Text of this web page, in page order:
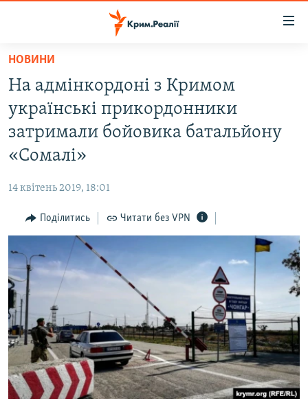
Перейти
основного
матеріалу
Перейти
до
основної
Перейти
пошуку
ВОДА.КРИМ
ВІДЕО ТА ФОТО
ПОЛІТИКА
ІНТЕРВ'Ю
ВСЕ ЗА ДЕНЬ
СПЕЦПРОЕКТИ
ДЕПОРТАЦІЯ
ВІДЕОУРОКИ «ELIFBE»
СВІДЧЕННЯ ОКУПАЦІЇ
УКРАЇНСЬКА ПРОБЛЕМА КРИМУ
ІНФОГРАФІКА
ЯК ОБІЙТИ БЛОКУВАННЯ
Русский
Qırımtatar
ДОЛУЧАЙСЯ!
НОВИНИ
На адмінкордоні з Кримом
українські прикордонники
затримали бойовика батальйону
«Сомалі»
14 квітень 2019, 18:01
Поділитись Читати без VPN